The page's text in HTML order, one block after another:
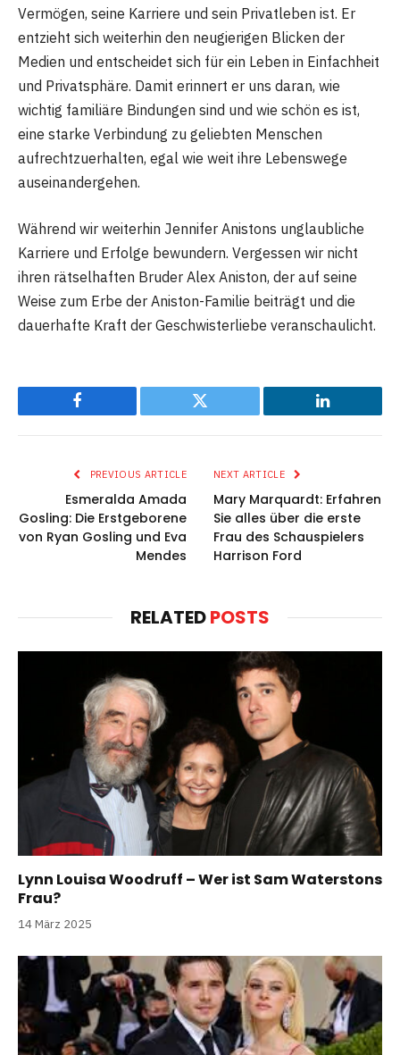
Vermögen, seine Karriere und sein Privatleben ist. Er
entzieht sich weiterhin den neugierigen Blicken der
Medien und entscheidet sich für ein Leben in Einfachheit
und Privatsphäre. Damit erinnert er uns daran, wie
wichtig familiäre Bindungen sind und wie schön es ist,
eine starke Verbindung zu geliebten Menschen
aufrechtzuerhalten, egal wie weit ihre Lebenswege
auseinandergehen.
Während wir weiterhin Jennifer Anistons unglaubliche
Karriere und Erfolge bewundern. Vergessen wir nicht
ihren rätselhaften Bruder Alex Aniston, der auf seine
Weise zum Erbe der Aniston-Familie beiträgt und die
dauerhafte Kraft der Geschwisterliebe veranschaulicht.
Facebook Twitter LinkedIn
PREVIOUS ARTICLE
Esmeralda Amada
Gosling: Die Erstgeborene
von Ryan Gosling und Eva
Mendes
NEXT ARTICLE
Mary Marquardt: Erfahren
Sie alles über die erste
Frau des Schauspielers
Harrison Ford
RELATEDPOSTS
Lynn Louisa Woodruff – Wer ist Sam Waterstons
Frau?
14 März 2025